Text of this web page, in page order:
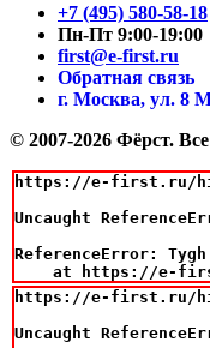
+7 (495) 580-58-18
Пн-Пт 9:00-19:00
first@e-first.ru
Обратная связь
г. Москва, ул. 8
© 2007-2026 Фёрст.
https://e-first.ru/hi-
Uncaught
ReferenceError:
at https://e-
https://e-first.ru/hi-
Uncaught